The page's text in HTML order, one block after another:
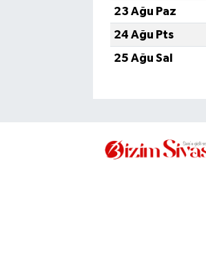
23 Ağu Paz
24 Ağu Pts
25 Ağu Sal